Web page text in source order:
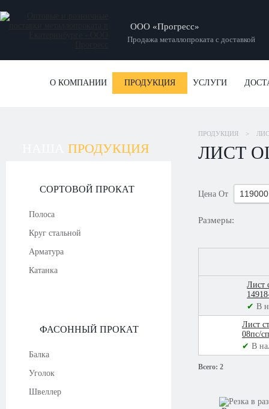
ООО «Прогресс»
Продажа металлопроката с доставкой
О КОМПАНИИ ПРОДУКЦИЯ УСЛУГИ
ПРОДУКЦИЯ
СОРТОВОЙ ПРОКАТ
Полоса
Круг стальной
Арматура
Катанка
ФАСОННЫЙ ПРОКАТ
Балка
Уголок
Швеллер
ПРОДУКЦИЯ >
ЛИСТ
Цена От
Размеры:
Лист
✔ В
Лист
08пс/
✔ В
Всего: 2